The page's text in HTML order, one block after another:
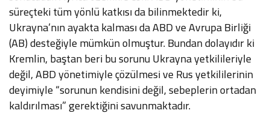
süreçteki tüm yönlü katkısı da bilinmektedir ki,
Ukrayna’nın ayakta kalması da ABD ve Avrupa Birliği
(AB) desteğiyle mümkün olmuştur. Bundan dolayıdır ki
Kremlin, baştan beri bu sorunu Ukrayna yetkilileriyle
değil, ABD yönetimiyle çözülmesi ve Rus yetkililerinin
deyimiyle “sorunun kendisini değil, sebeplerin ortadan
kaldırılması” gerektiğini savunmaktadır.